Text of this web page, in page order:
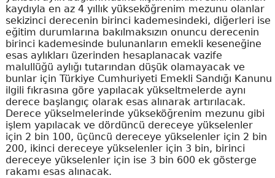
kaydıyla en az 4 yıllık yükseköğrenim mezunu olanlar
sekizinci derecenin birinci kademesindeki, diğerleri ise
eğitim durumlarına bakılmaksızın onuncu derecenin
birinci kademesinde bulunanların emekli keseneğine
esas aylıkları üzerinden hesaplanacak vazife
malullüğü aylığı tutarından düşük olamayacak ve
bunlar için Türkiye Cumhuriyeti Emekli Sandığı Kanunu
ilgili fıkrasına göre yapılacak yükseltmelerde aynı
derece başlangıç olarak esas alınarak artırılacak.
Derece yükselmelerinde yükseköğrenim mezunu gibi
işlem yapılacak ve dördüncü dereceye yükselenler
için 2 bin 100, üçüncü dereceye yükselenler için 2 bin
200, ikinci dereceye yükselenler için 3 bin, birinci
dereceye yükselenler için ise 3 bin 600 ek gösterge
rakamı esas alınacak.